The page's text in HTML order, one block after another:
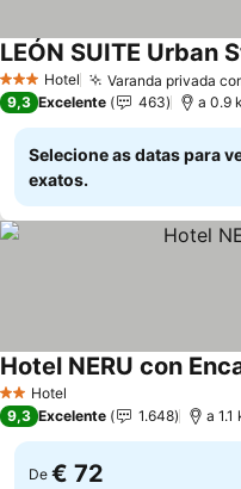
3 EstrelasHotel Varanda privada
LEÓN SUITE Urban
9,3 Excelente 463 a 0.9
Selecione as datas para
exatos.
2 Estrelas
Hotel
Hotel NERU con
9,3 Excelente 1.648 a
De € 72